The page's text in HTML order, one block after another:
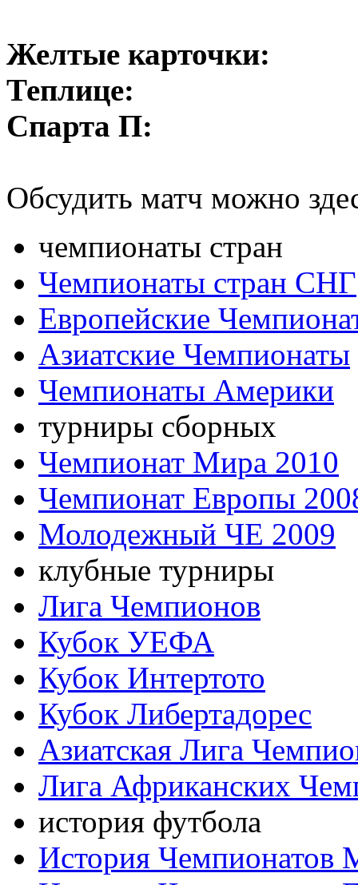
Желтые карточки:
Теплице:
Спарта П:
Обсудить матч можно
чемпионаты стран
Чемпионаты стран СНГ
Европейские
Азиатские Чемпионаты
Чемпионаты Америки
турниры сборных
Чемпионат Мира 2010
Чемпионат Европы
Молодежный ЧЕ 2009
клубные турниры
Лига Чемпионов
Кубок УЕФА
Кубок Интертото
Кубок Либертадорес
Азиатская Лига
Лига Африканских
история футбола
История Чемпионатов